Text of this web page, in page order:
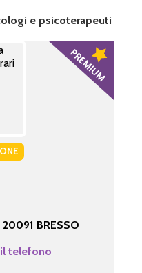
e psicoterapeuti
20091 BRESSO
il telefono